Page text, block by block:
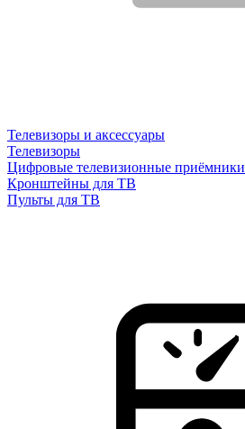
Телевизоры и аксессуары
Телевизоры
Цифровые телевизионные приёмники
Кронштейны для ТВ
Пульты для ТВ